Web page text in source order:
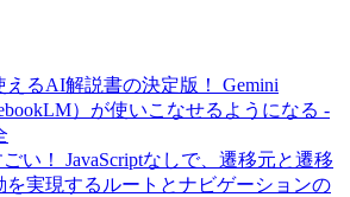
えるAI解説書の決定版！ Gemini
）が使いこなせるようになる -
い！ JavaScriptなしで、遷移元と遷移
を実現するルートとナビゲーションの